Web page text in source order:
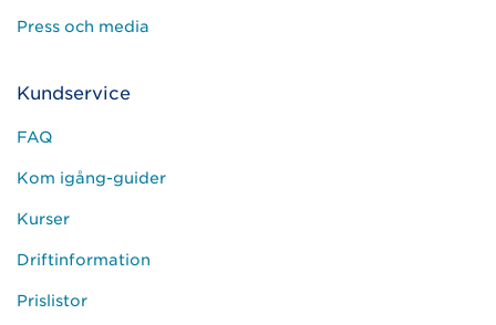
Press och media
Kundservice
FAQ
Kom igång-guider
Kurser
Driftinformation
Prislistor